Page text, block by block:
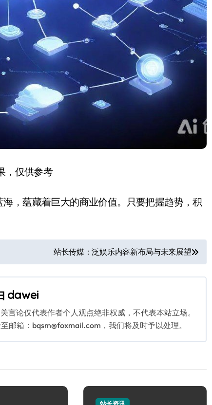
，仅供参考
，蕴藏着巨大的商业价值。只要把握趋势，积
站长传媒：泛娱乐内容新布局与未来展望
dawei
言论仅代表作者个人观点绝非权威，不代表本站立场。
邮箱：bqsm@foxmail.com，我们将及时予以处理。